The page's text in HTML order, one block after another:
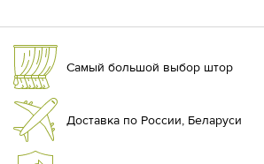
Самый большой выбор штор
Доставка по России, Беларуси